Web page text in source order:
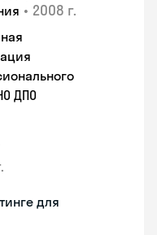
• 2008 г.
ДПО
для